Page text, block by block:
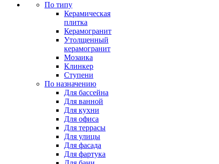
По типу
Керамическая
плитка
Керамогранит
Утолщенный
керамогранит
Мозаика
Клинкер
Ступени
По назначению
Для бассейна
Для ванной
Для кухни
Для офиса
Для террасы
Для улицы
Для фасада
Для фартука